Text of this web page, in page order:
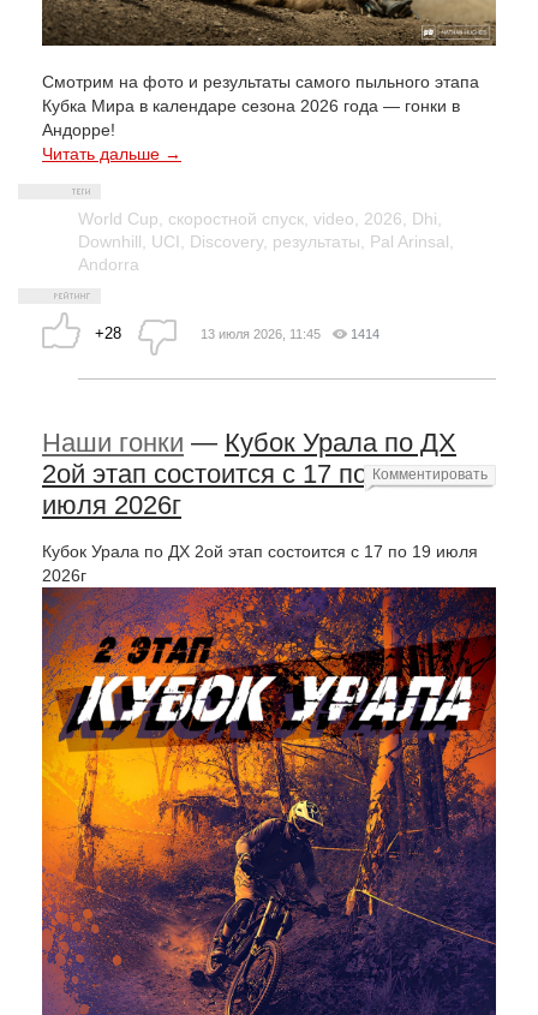
Смотрим на фото и результаты самого пыльного этапа
Кубка Мира в календаре сезона 2026 года — гонки в
Андорре!
Читать дальше →
World Cup скоростной спуск video 2026 Dhi
Downhill
UCI Discovery, результаты Pal Arinsal
Andorra
+28 13 июля 2026, 11:45 1414
Наши гонки — Кубок Урала по ДХ
2ой этап состоится с 17 по 19
июля 2026г
Кубок Урала по ДХ 2ой этап состоится с 17 по 19 июля
2026г
Комментировать